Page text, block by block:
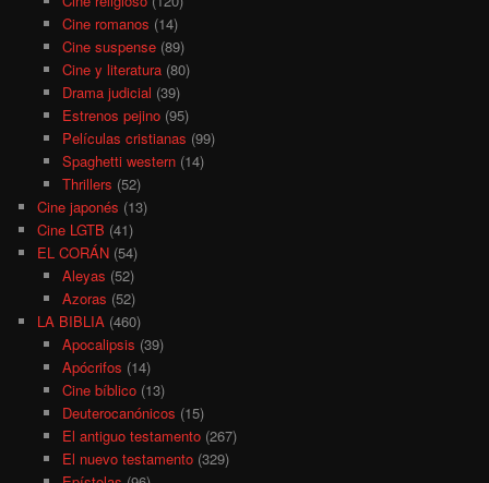
Cine romanos (14)
Cine suspense(89)
Cine y literatura(80)
Drama judicial (39)
Estrenos pejino(95)
Películas cristianas (99)
Spaghetti western(14)
Thrillers (52)
Cine japonés (13)
Cine LGTB (41)
EL CORÁN (54)
Aleyas (52)
Azoras (52)
LA BIBLIA (460)
Apocalipsis (39)
Apócrifos (14)
Cine bíblico(13)
Deuterocanónicos (15)
El antiguo testamento(267)
El nuevo testamento(329)